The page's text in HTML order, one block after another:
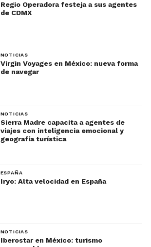
Regio Operadora festeja a sus agentes
de CDMX
NOTICIAS
Virgin Voyages en México: nueva forma
de navegar
NOTICIAS
Sierra Madre capacita a agentes de
viajes con inteligencia emocional y
geografía turística
ESPAÑA
Iryo: Alta velocidad en España
NOTICIAS
Iberostar en México: turismo